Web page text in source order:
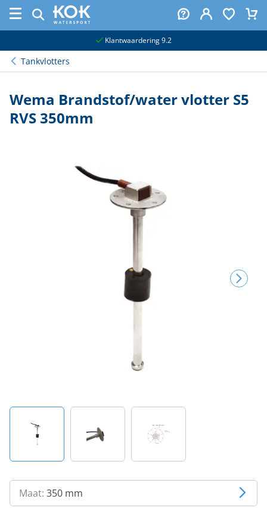
Klantwaardering 9.2
Tankvlotters
Wema Brandstof/water vlotter S5
RVS 350mm
Maat: 350 mm